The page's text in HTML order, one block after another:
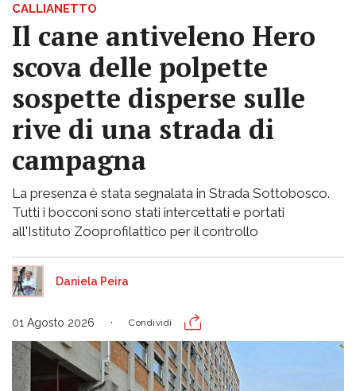
CALLIANETTO
Il cane antiveleno Hero
scova delle polpette
sospette disperse sulle
rive di una strada di
campagna
La presenza è stata segnalata in Strada Sottobosco.
Tutti i bocconi sono stati intercettati e portati
all'Istituto Zooprofilattico per il controllo
Daniela Peira
01 Agosto 2026 Condividi